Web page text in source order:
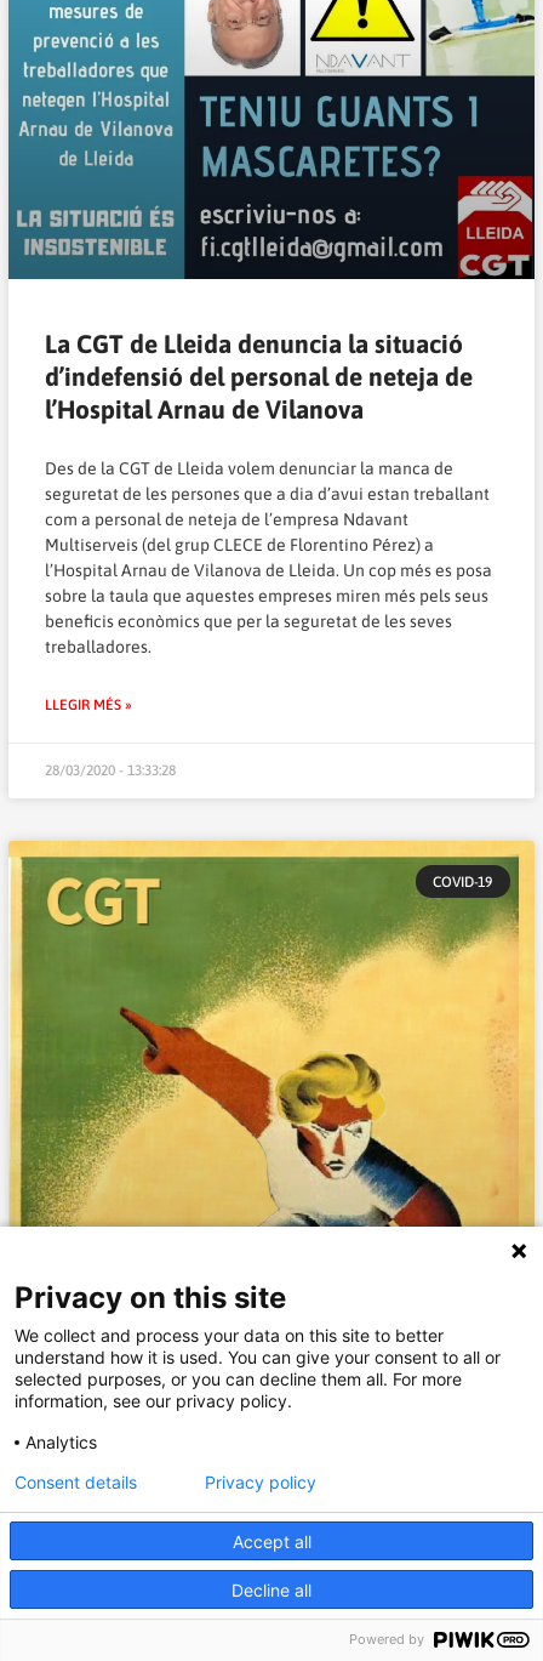
La CGT de Lleida denuncia la situació
d’indefensió del personal de neteja de
l’Hospital Arnau de Vilanova
Des de la CGT de Lleida volem denunciar la manca de
seguretat de les persones que a dia d’avui estan treballant
com a personal de neteja de l’empresa Ndavant
Multiserveis (del grup CLECE de Florentino Pérez) a
l’Hospital Arnau de Vilanova de Lleida. Un cop més es posa
sobre la taula que aquestes empreses miren més pels seus
beneficis econòmics que per la seguretat de les seves
treballadores.
LLEGIR MÉS »
28/03/2020 - 13:33:28
COVID-19
Obrim la solidaritat, del poble pel poble
Privacy on this site
We collect and process your data on this site to better
understand how it is used. You can give your consent to all or
selected purposes, or you can decline them all. For more
information, see our privacy policy.
Analytics
Accept all
Decline all
Consent details Privacy policy
Powered by